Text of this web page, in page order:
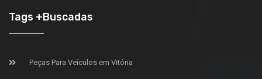
Tags +Buscadas
Peças Para Veículos em Vitória